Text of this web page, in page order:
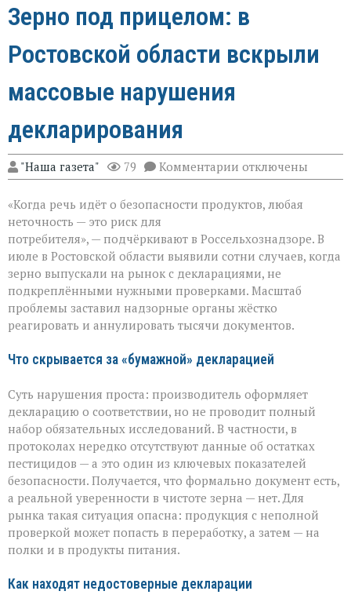
Зерно под прицелом: в
Ростовской области вскрыли
массовые нарушения
декларирования
"Наша газета" 79 Комментарии к
записи
под
Ростовской
области
вскрыли
массовые
нарушения
декларирования
отключены
«Когда речь идёт о безопасности продуктов, любая
неточность — это риск для
потребителя», — подчёркивают в Россельхознадзоре. В
июле в Ростовской области выявили сотни случаев, когда
зерно выпускали на рынок с декларациями, не
подкреплёнными нужными проверками. Масштаб
проблемы заставил надзорные органы жёстко
реагировать и аннулировать тысячи документов.
Что скрывается за «бумажной» декларацией
Суть нарушения проста: производитель оформляет
декларацию о соответствии, но не проводит полный
набор обязательных исследований. В частности, в
протоколах нередко отсутствуют данные об остатках
пестицидов — а это один из ключевых показателей
безопасности. Получается, что формально документ есть,
а реальной уверенности в чистоте зерна — нет. Для
рынка такая ситуация опасна: продукция с неполной
проверкой может попасть в переработку, а затем — на
полки и в продукты питания.
Как находят недостоверные декларации